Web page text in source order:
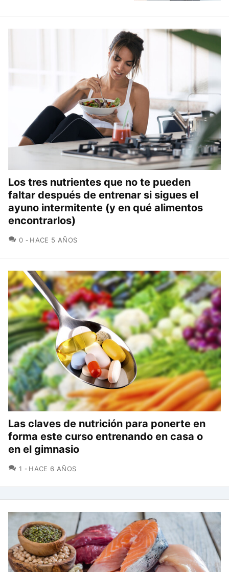
Los tres nutrientes que no te pueden
faltar después de entrenar si sigues el
ayuno intermitente (y en qué alimentos
encontrarlos)
0 COMENTARIOS
HACE 5 AÑOS
Las claves de nutrición para ponerte en
forma este curso entrenando en casa o
en el gimnasio
1 COMENTARIOS
HACE 6 AÑOS